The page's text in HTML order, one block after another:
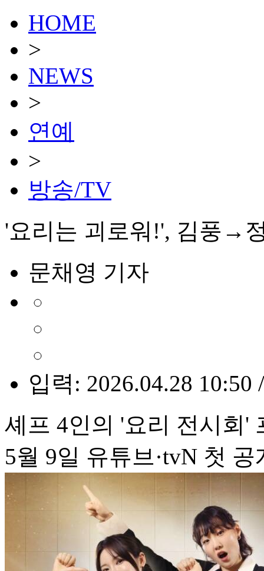
HOME
>
NEWS
>
연예
>
방송/TV
'요리는 괴로워!', 김풍→
문채영 기자
입력: 2026.04.28 10:50
셰프 4인의 '요리 전시회'
5월 9일 유튜브·tvN 첫 공